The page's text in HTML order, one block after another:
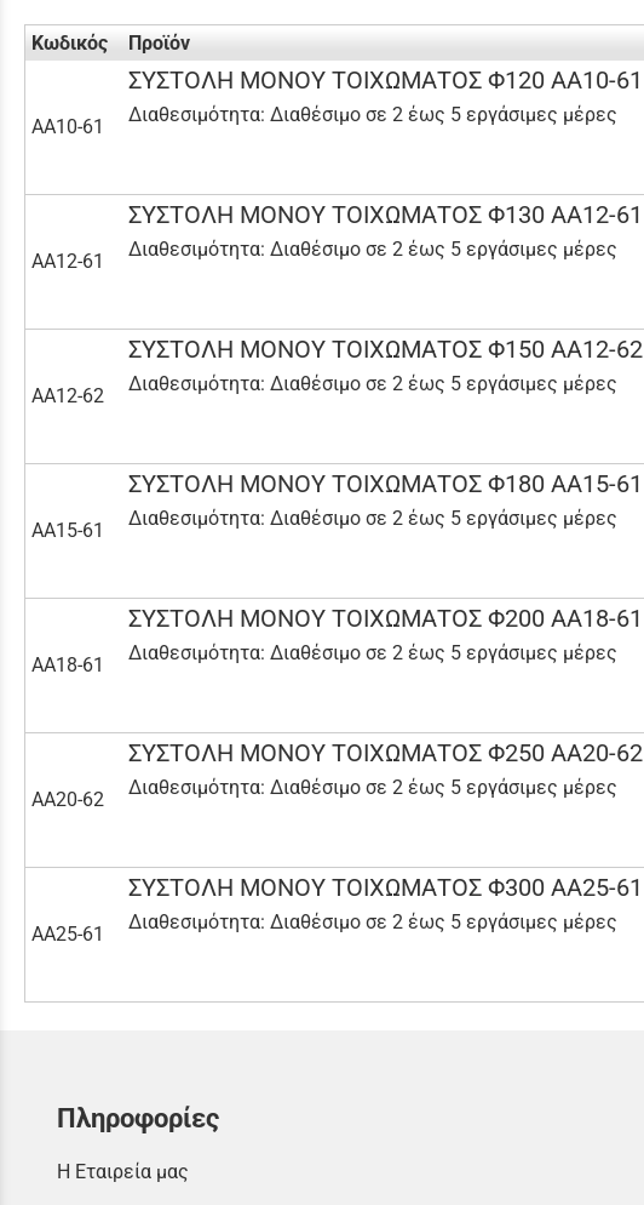
Κωδικός Προϊόν
AA10-61
ΣΥΣΤΟΛΗ ΜΟΝΟΥ ΤΟΙΧΩΜΑΤΟΣ Φ120 AA10-61
Διαθεσιμότητα: Διαθέσιμο σε 2 έως 5 εργάσιμες μέρες
AA12-61
ΣΥΣΤΟΛΗ ΜΟΝΟΥ ΤΟΙΧΩΜΑΤΟΣ Φ130 AA12-61
Διαθεσιμότητα: Διαθέσιμο σε 2 έως 5 εργάσιμες μέρες
AA12-62
ΣΥΣΤΟΛΗ ΜΟΝΟΥ ΤΟΙΧΩΜΑΤΟΣ Φ150 AA12-62
Διαθεσιμότητα: Διαθέσιμο σε 2 έως 5 εργάσιμες μέρες
AA15-61
ΣΥΣΤΟΛΗ ΜΟΝΟΥ ΤΟΙΧΩΜΑΤΟΣ Φ180 AA15-61
Διαθεσιμότητα: Διαθέσιμο σε 2 έως 5 εργάσιμες μέρες
AA18-61
ΣΥΣΤΟΛΗ ΜΟΝΟΥ ΤΟΙΧΩΜΑΤΟΣ Φ200 AA18-61
Διαθεσιμότητα: Διαθέσιμο σε 2 έως 5 εργάσιμες μέρες
AA20-62
ΣΥΣΤΟΛΗ ΜΟΝΟΥ ΤΟΙΧΩΜΑΤΟΣ Φ250 AA20-62
Διαθεσιμότητα: Διαθέσιμο σε 2 έως 5 εργάσιμες μέρες
AA25-61
ΣΥΣΤΟΛΗ ΜΟΝΟΥ ΤΟΙΧΩΜΑΤΟΣ Φ300 AA25-61
Διαθεσιμότητα: Διαθέσιμο σε 2 έως 5 εργάσιμες μέρες
Πληροφορίες
Η Εταιρεία μας